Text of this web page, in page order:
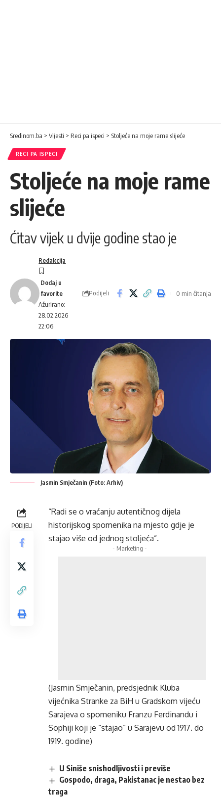
Sredinom.ba > Vijesti > Reci pa ispeci > Stoljeće na moje rame slijeće
RECI PA ISPECI
Stoljeće na moje rame
slijeće
Ćitav vijek u dvije godine stao je
Ažurirano:
28.02.2026
22:06
Redakcija
Podijeli 0 min čitanja
Jasmin Smječanin (Foto: Arhiv)
PODIJELI
“Radi se o vraćanju autentičnog dijela
historijskog spomenika na mjesto gdje je
stajao više od jednog stoljeća”.
- Marketing -
(Jasmin Smječanin, predsjednik Kluba
vijećnika Stranke za BiH u Gradskom vijeću
Sarajeva o spomeniku Franzu Ferdinandu i
Sophiji koji je “stajao” u Sarajevu od 1917. do
1919. godine)
U Siniše snishodljivosti i previše
Gospodo, draga, Pakistanac je nestao bez
traga